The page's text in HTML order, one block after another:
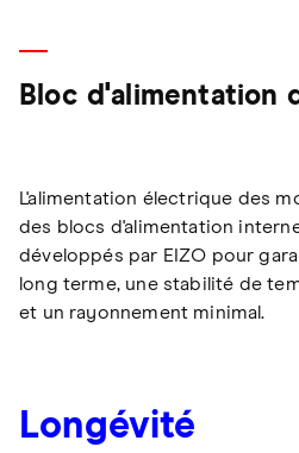
Bloc d'alimentation
L'alimentation électrique des
des blocs d'alimentation
développés par EIZO pour
long terme, une stabilité de
et un rayonnement minimal.
Longévité